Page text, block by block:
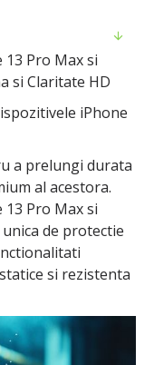
Pro Max si
si Claritate HD
iPhone
a prelungi durata
al acestora.
Pro Max si
de protectie
si rezistenta